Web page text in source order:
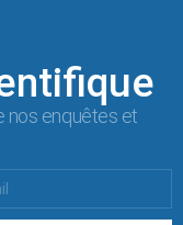
nos enquêtes et